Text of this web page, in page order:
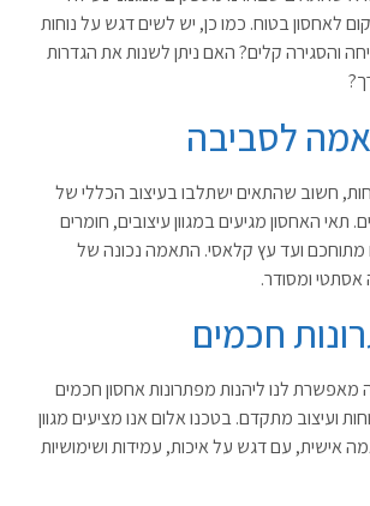
לאחסון בטוח. כמו כן, יש לשים דגש על נוחות
והסגירה קלים? האם ניתן לשנות את הגדרות
?
לסביבה
חשוב שהתאים ישתלבו בעיצוב הכללי של
האחסון מגיעים במגוון עיצובים, חומרים
מתוחכם ועד עץ קלאסי. התאמה נכונה של
ומסודר.
חכמים
מאפשרת לנו ליהנות מפתרונות אחסון חכמים
ועיצוב מתקדם. בטכנו אלום אנו מציעים מגוון
אישית, עם דגש על איכות, עמידות ושימושיות